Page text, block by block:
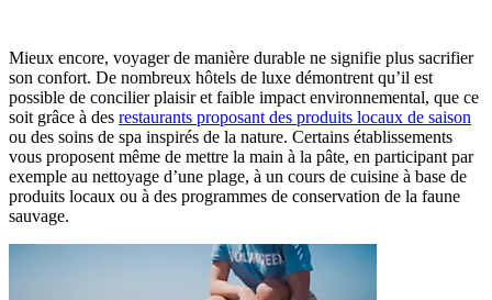
Mieux encore, voyager de manière durable ne signifie plus sacrifier
son confort. De nombreux hôtels de luxe démontrent qu’il est
possible de concilier plaisir et faible impact environnemental, que ce
soit grâce à des restaurants proposant des produits locaux de saison
ou des soins de spa inspirés de la nature. Certains établissements
vous proposent même de mettre la main à la pâte, en participant par
exemple au nettoyage d’une plage, à un cours de cuisine à base de
produits locaux ou à des programmes de conservation de la faune
sauvage.